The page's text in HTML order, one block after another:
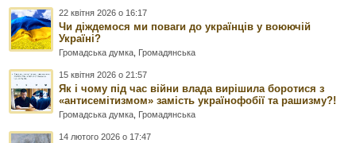
22 квітня 2026 о 16:17
Чи діждемося ми поваги до українців у воюючій
Україні?
Громадська думка Громадянська
15 квітня 2026 о 21:57
Як і чому під час війни влада вирішила боротися з
«антисемітизмом» замість українофобії та рашизму?!
Громадська думка Громадянська
14 лютого 2026 о 17:47